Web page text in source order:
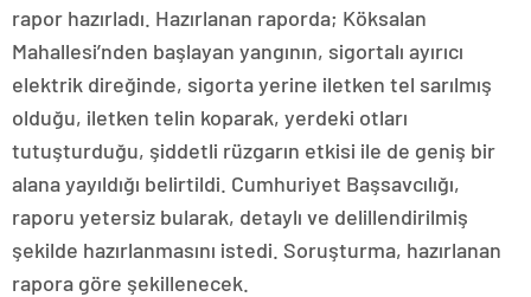
rapor hazırladı. Hazırlanan raporda; Köksalan
Mahallesi’nden başlayan yangının, sigortalı ayırıcı
elektrik direğinde, sigorta yerine iletken tel sarılmış
olduğu, iletken telin koparak, yerdeki otları
tutuşturduğu, şiddetli rüzgarın etkisi ile de geniş bir
alana yayıldığı belirtildi. Cumhuriyet Başsavcılığı,
raporu yetersiz bularak, detaylı ve delillendirilmiş
şekilde hazırlanmasını istedi. Soruşturma, hazırlanan
rapora göre şekillenecek.